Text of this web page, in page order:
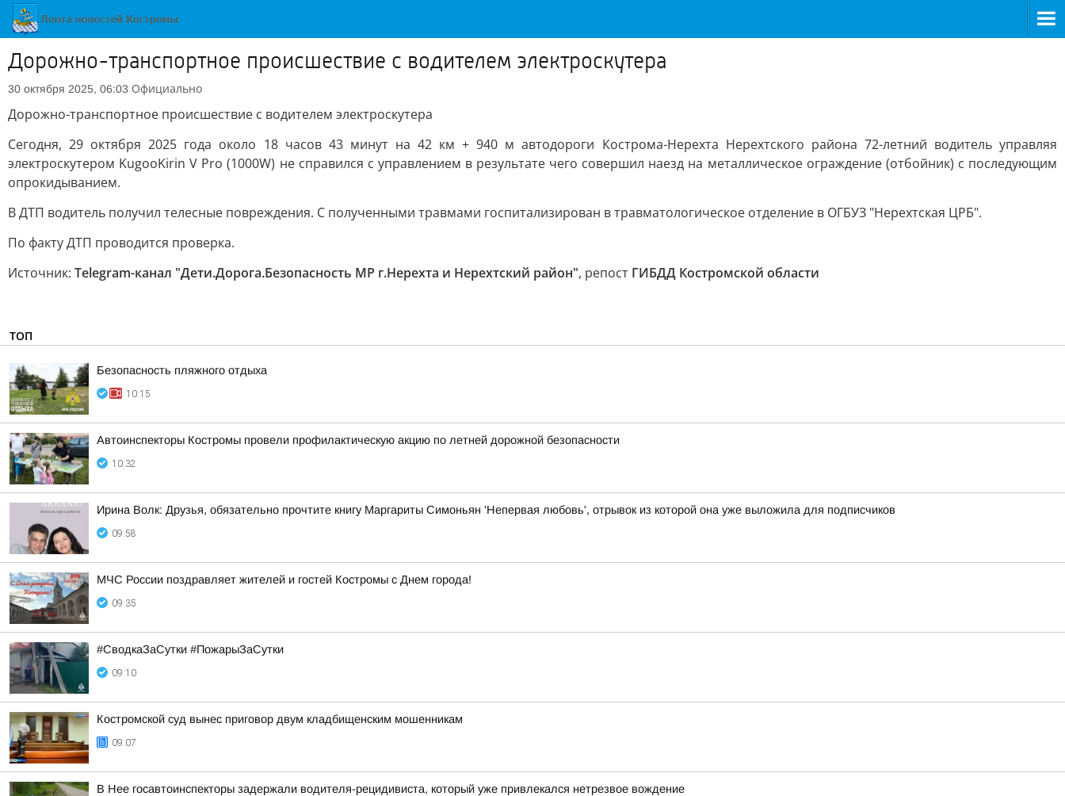
Дорожно-транспортное происшествие с водителем электроскутера
30 октября 2025, 06:03 Официально
Дорожно-транспортное происшествие с водителем электроскутера
Сегодня, 29 октября 2025 года около 18 часов 43 минут на 42 км + 940 м автодороги Кострома-Нерехта Нерехтского района 72-летний водитель управляя
электроскутером KugooKirin V Pro (1000W) не справился с управлением в результате чего совершил наезд на металлическое ограждение (отбойник) с последующим
опрокидыванием.
В ДТП водитель получил телесные повреждения. С полученными травмами госпитализирован в травматологическое отделение в ОГБУЗ "Нерехтская ЦРБ".
По факту ДТП проводится проверка.
Источник: Telegram-канал "Дети.Дорога.Безопасность МР г.Нерехта и Нерехтский район", репост ГИБДД Костромской области
ТОП
Безопасность пляжного отдыха
10:15
Автоинспекторы Костромы провели профилактическую акцию по летней дорожной безопасности
10:32
Ирина Волк: Друзья, обязательно прочтите книгу Маргариты Симоньян 'Непервая любовь', отрывок из которой она уже выложила для подписчиков
09:58
МЧС России поздравляет жителей и гостей Костромы с Днем города!
09:35
#СводкаЗаСутки #ПожарыЗаСутки
09:10
Костромской суд вынес приговор двум кладбищенским мошенникам
09:07
В Нее госавтоинспекторы задержали водителя-рецидивиста, который уже привлекался нетрезвое вождение